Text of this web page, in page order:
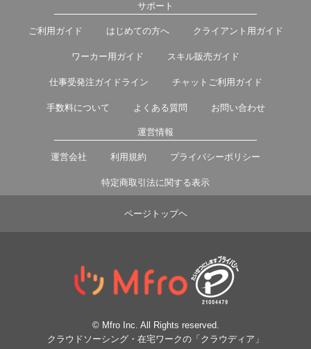
サポート
ご利用ガイド はじめての方へ クライアント用ガイド
ワーカー用ガイド スキル販売ガイド
仕事受発注ガイドライン チャットご利用ガイド
手数料について よくある質問 お問い合わせ
運営情報
運営会社 利用規約 プライバシーポリシー
特定商取引法に関する表示
ページトップヘ
© Mfro Inc. All Rights reserved.
クラウドソーシング・在宅ワークの「クラウディア」